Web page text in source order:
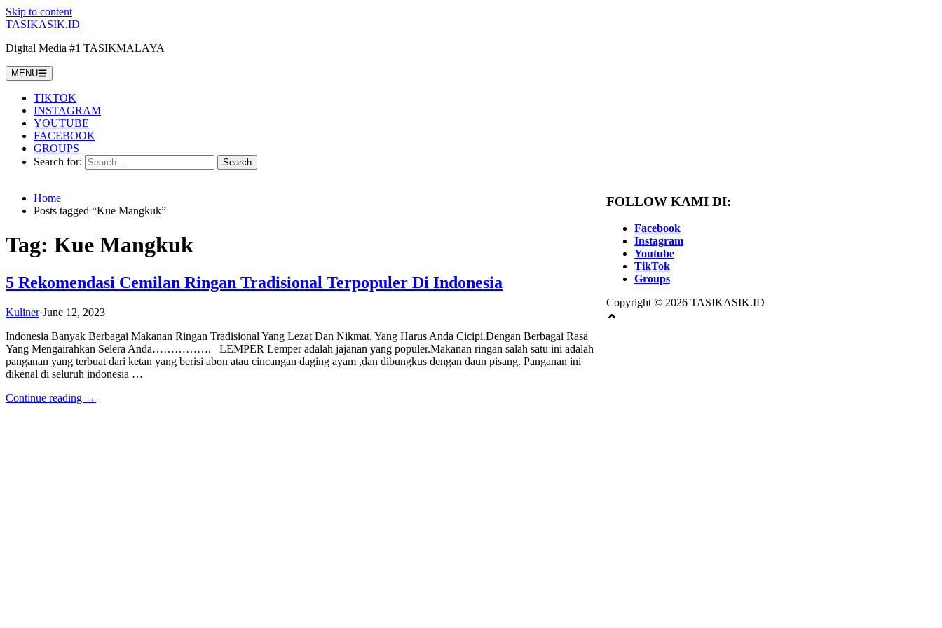
Skip to content
TASIKASIK.ID
Digital Media #1 TASIKMALAYA
MENU
TIKTOK
INSTAGRAM
YOUTUBE
FACEBOOK
GROUPS
Search for:
Home
Posts tagged “Kue Mangkuk”
Tag: Kue Mangkuk
5 Rekomendasi Cemilan Ringan Tradisional Terpopuler Di Indonesia
Kuliner·June 12, 2023
Indonesia Banyak Berbagai Makanan Ringan Tradisional Yang Lezat Dan Nikmat. Yang Harus Anda Cicipi.Dengan Berbagai Rasa
Yang Mengairahkan Selera Anda……………. LEMPER Lemper adalah jajanan yang populer.Makanan ringan salah satu ini adalah
panganan yang terbuat dari ketan yang berisi abon atau cincangan daging ayam ,dan dibungkus dengan daun pisang. Panganan ini
dikenal di seluruh indonesia …
Continue reading →
FOLLOW KAMI DI:
Facebook
Instagram
Youtube
TikTok
Groups
Copyright © 2026 TASIKASIK.ID